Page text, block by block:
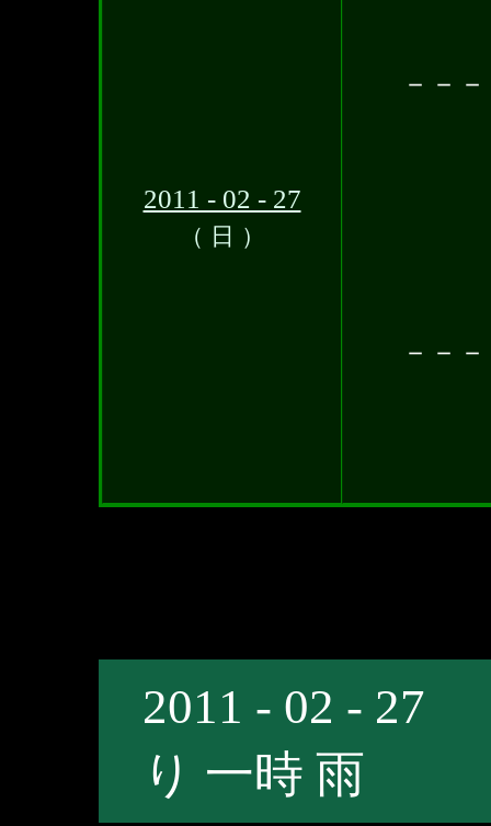
2011 - 02 - 27
（ 日 ）
－－
－－
2011 - 02 - 27
り 一時 雨